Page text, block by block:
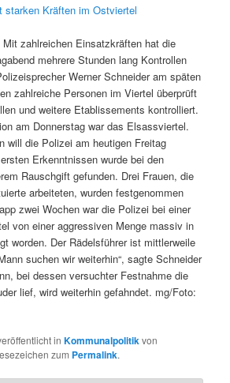
starken Kräften im Ostviertel
zahlreichen Einsatzkräften hat die
mehrere Stunden lang Kontrollen
Werner Schneider am späten
zahlreiche Personen im Viertel überprüft
und weitere Etablissements kontrolliert.
am Donnerstag war das Elsassviertel.
will die Polizei am heutigen Freitag
Erkenntnissen wurde bei den
Rauschgift gefunden. Drei Frauen, die
arbeiteten, wurden festgenommen
zwei Wochen war die Polizei bei einer
von einer aggressiven Menge massiv in
worden. Der Rädelsführer ist mittlerweile
suchen wir weiterhin“, sagte Schneider
bei dessen versuchter Festnahme die
lief, wird weiterhin gefahndet. mg/Foto:
inKommunalpolitikvon
zum Permalink.